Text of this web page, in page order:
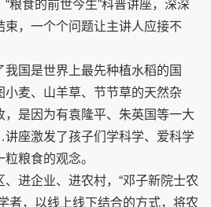
粮食的前世今生”科普讲座，深深
，一个个问题让主讲人应接不
我国是世界上最先种植水稻的国
小麦、山羊草、节节草的天然杂
，是因为有袁隆平、朱英国等一大
座激发了孩子们学科学、爱科学
粮食的观念。
进企业、进农村，“邓子新院士农
者，以线上线下结合的方式，将农